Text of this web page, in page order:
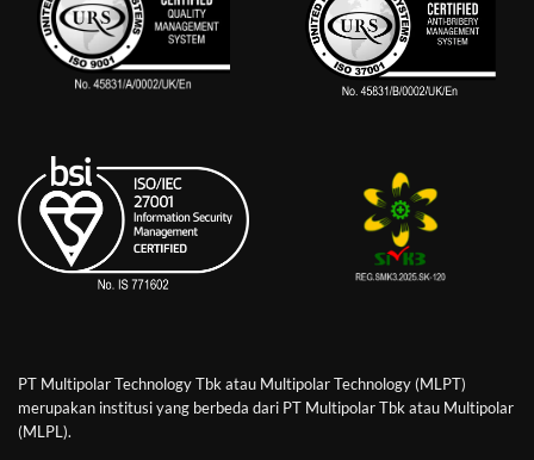
PT Multipolar Technology Tbk atau Multipolar Technology (MLPT)
merupakan institusi yang berbeda dari PT Multipolar Tbk atau Multipolar
(MLPL).